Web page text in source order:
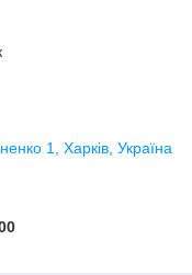
1, Харків, Україна